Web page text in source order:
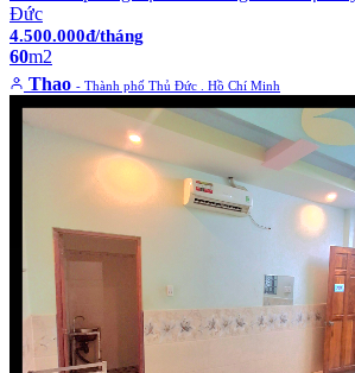
Đức
4.500.000đ/tháng
60m2
Thao - Thành phố Thủ Đức . Hồ Chí Minh